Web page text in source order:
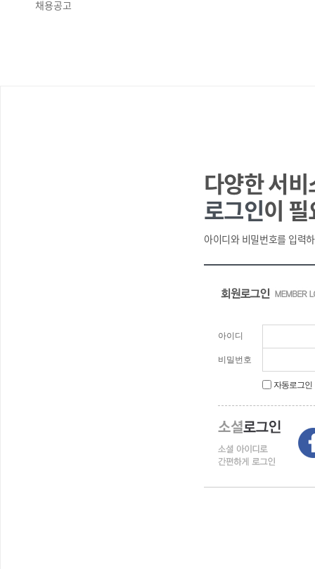
채용공고
다양한 서
로그인이 필
아이디와 비밀번호를 입력
아이디
비밀번호
자동로그인